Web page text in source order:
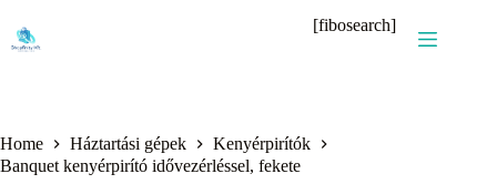
content
[fibosearch]
Home Háztartási gépek
Kenyérpirítók
Banquet kenyérpirító idővezérléssel, fekete